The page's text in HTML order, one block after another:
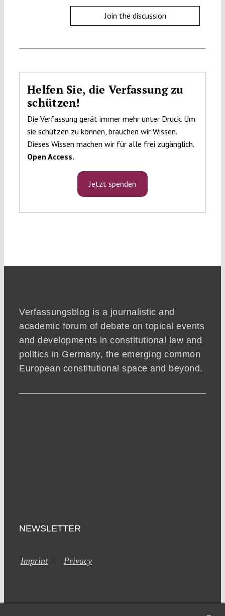
Join the discussion
Helfen Sie, die Verfassung zu
schützen!
Die Verfassung gerät immer mehr unter Druck. Um
sie schützen zu können, brauchen wir Wissen.
Dieses Wissen machen wir für alle frei zugänglich.
Open Access.
Jetzt spenden
Verfassungsblog is a journalistic and
academic forum of debate on topical events
and developments in constitutional law and
politics in Germany, the emerging common
European constitutional space and beyond.
NEWSLETTER
Imprint Privacy